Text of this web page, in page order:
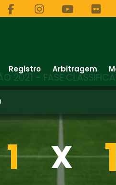
Registro Arbitragem
2021 - FASE
1 X